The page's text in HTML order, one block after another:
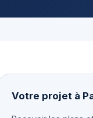
Votre projet à